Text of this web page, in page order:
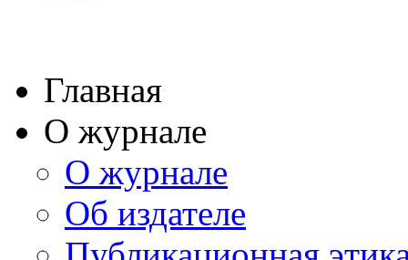
Главная
О журнале
О журнале
Об издателе